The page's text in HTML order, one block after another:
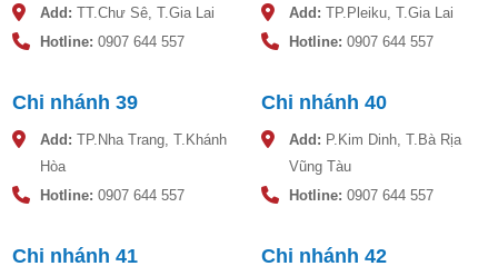
Add: TT.Chư Sê, T.Gia Lai
Hotline: 0907 644 557
Add: TP.Pleiku, T.Gia Lai
Hotline: 0907 644 557
Chi nhánh 39
Add: TP.Nha Trang, T.Khánh
Hòa
Hotline: 0907 644 557
Chi nhánh 40
Add: P.Kim Dinh, T.Bà Rịa
Vũng Tàu
Hotline: 0907 644 557
Chi nhánh 41 Chi nhánh 42